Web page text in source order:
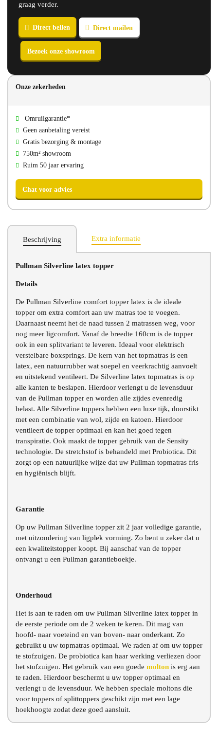
graag verder.
Onze zekerheden
Omruilgarantie*
Geen aanbetaling vereist
Gratis bezorging & montage
750m² showroom
Ruim 50 jaar ervaring
Chat voor advies
Beschrijving Extra informatie
Pullman Silverline latex topper
Details
De Pullman Silverline comfort topper latex is de ideale
topper om extra comfort aan uw matras toe te voegen.
Daarnaast neemt het de naad tussen 2 matrassen weg, voor
nog meer ligcomfort. Vanaf de breedte 160cm is de topper
ook in een splitvariant te leveren. Ideaal voor elektrisch
verstelbare boxsprings. De kern van het topmatras is een
latex, een natuurrubber wat soepel en veerkrachtig aanvoelt
en uitstekend ventileert. De Silverline latex topmatras is op
alle kanten te beslapen. Hierdoor verlengt u de levensduur
van de Pullman topper en worden alle zijdes evenredig
belast. Alle Silverline toppers hebben een luxe tijk, doorstikt
met een combinatie van wol, zijde en katoen. Hierdoor
ventileert de topper optimaal en kan het goed tegen
transpiratie. Ook maakt de topper gebruik van de Sensity
technologie. De stretchstof is behandeld met Probiotica. Dit
zorgt op een natuurlijke wijze dat uw Pullman topmatras fris
en hygiënisch blijft.
Garantie
Op uw Pullman Silverline topper zit 2 jaar volledige garantie,
met uitzondering van ligplek vorming. Zo bent u zeker dat u
een kwaliteitstopper koopt. Bij aanschaf van de topper
ontvangt u een Pullman garantieboekje.
Onderhoud
Het is aan te raden om uw Pullman Silverline latex topper in
de eerste periode om de 2 weken te keren. Dit mag van
hoofd- naar voeteind en van boven- naar onderkant. Zo
gebruikt u uw topmatras optimaal. We raden af om uw topper
te stofzuigen. De probiotica kan haar werking verliezen door
het stofzuigen. Het gebruik van een goede molton is erg aan
te raden. Hierdoor beschermt u uw topper optimaal en
verlengt u de levensduur. We hebben speciale moltons die
voor toppers of splittoppers geschikt zijn met een lage
hoekhoogte zodat deze goed aansluit.